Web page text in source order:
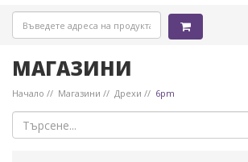
МАГАЗИНИ
Начало Магазини Дрехи 6pm